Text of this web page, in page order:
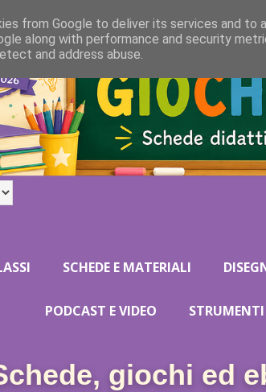
SCHEDE E MATERIALI
PODCAST E VIDEO
giochi ed
from Google to deliver its services and to
along with performance and security
and address abuse.